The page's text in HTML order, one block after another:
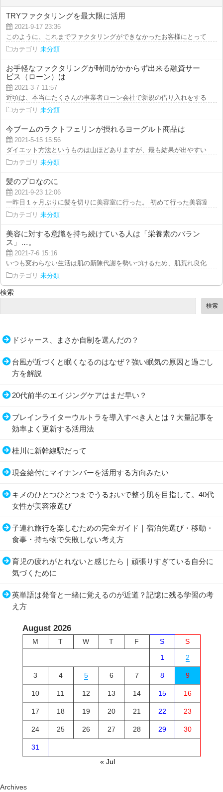
TRYファクタリングを最大限に活用
2021-9-17 23:36
このように、これまでファクタリングができなかったお客様にとって、
カテゴリ 未分類
お手軽なファクタリングが時間がかからず出来る融資サー
ビス（ローン）は
2021-3-7 11:57
近頃は、本当にたくさんの事業者ローン会社で新規の借り入れをすること
カテゴリ 未分類
今ブームのラクトフェリンが摂れるヨーグルト商品は
2021-5-15 15:56
ダイエット方法というものは山ほどありますが、最も結果が出やすいのは
カテゴリ 未分類
髪のプロなのに
2021-9-23 12:06
一昨日１ヶ月ぶりに髪を切りに美容室に行った。 初めて行った美容室で
カテゴリ 未分類
美容に対する意識を持ち続けている人は「栄養素のバラン
ス」…。
2021-7-6 15:16
いつも変わらない生活は肌の新陳代謝を勢いづけるため、肌荒れ良化に役
カテゴリ 未分類
検索
検索
ドジャース、まさか自制を選んだの？
台風が近づくと眠くなるのはなぜ？強い眠気の原因と過ごし
方を解説
20代前半のエイジングケアはまだ早い？
ブレインライターウルトラを導入すべき人とは？大量記事を
効率よく更新する活用法
桂川に新幹線駅だって
現金給付にマイナンバーを活用する方向みたい
キメのひとつひとつまでうるおいで整う肌を目指して。40代
女性が美容液選び
子連れ旅行を楽しむための完全ガイド｜宿泊先選び・移動・
食事・持ち物で失敗しない考え方
育児の疲れがとれないと感じたら｜頑張りすぎている自分に
気づくために
英単語は発音と一緒に覚えるのが近道？記憶に残る学習の考
え方
August 2026
M T W T F S
S
1
2
3 4 5 6 7 8 9
10 11 12 13 14 15 16
17 18 19 20 21 22 23
24 25 26 27 28 29 30
31
« Jul
Archives